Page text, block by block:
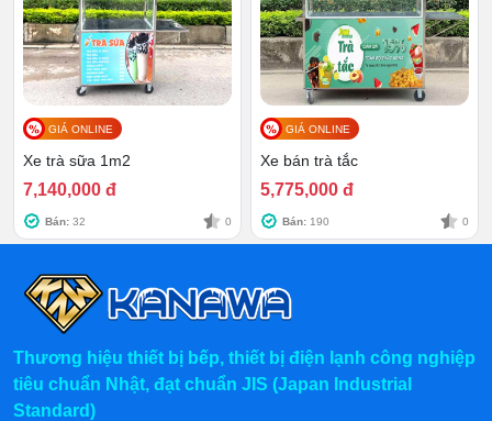
2.3 Tủ kính cường lực tiện nghi
Tủ kính cường lực có vai trò chính là bảo quản đồ uống,
đồng thời ngăn cách chúng với các yếu tố gây hại từ
môi trường như: khói, bụi, ruồi nhặng…
GIÁ ONLINE
Xe trà sữa 1m2
7,140,000 đ
Bán: 32 0
GIÁ ONLINE
Xe bán trà tắc
5,775,000 đ
Bán: 190 0
Thương hiệu thiết bị bếp, thiết bị điện lạnh công nghiệp
tiêu chuẩn Nhật, đạt chuẩn JIS (Japan Industrial
Standard)